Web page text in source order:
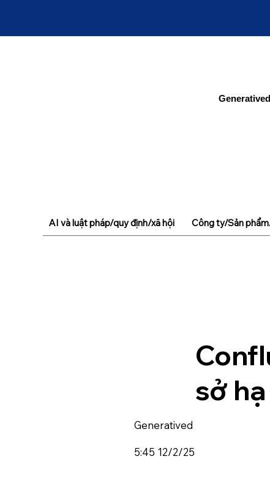
sở
Generatived
5:45 12/2/25
AI và luật pháp/quy định/xã hội Công ty/Sản